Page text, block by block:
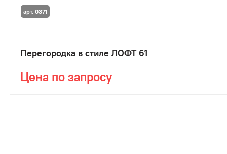
Перегородка в стиле ЛОФТ 61
Цена по запросу
арт. 0371